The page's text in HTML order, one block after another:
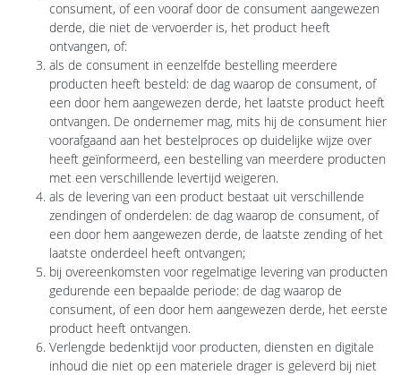
consument, of een vooraf door de consument aangewezen
derde, die niet de vervoerder is, het product heeft
ontvangen, of:
als de consument in eenzelfde bestelling meerdere
producten heeft besteld: de dag waarop de consument, of
een door hem aangewezen derde, het laatste product heeft
ontvangen. De ondernemer mag, mits hij de consument hier
voorafgaand aan het bestelproces op duidelijke wijze over
heeft geïnformeerd, een bestelling van meerdere producten
met een verschillende levertijd weigeren.
als de levering van een product bestaat uit verschillende
zendingen of onderdelen: de dag waarop de consument, of
een door hem aangewezen derde, de laatste zending of het
laatste onderdeel heeft ontvangen;
bij overeenkomsten voor regelmatige levering van producten
gedurende een bepaalde periode: de dag waarop de
consument, of een door hem aangewezen derde, het eerste
product heeft ontvangen.
Verlengde bedenktijd voor producten, diensten en digitale
inhoud die niet op een materiele drager is geleverd bij niet